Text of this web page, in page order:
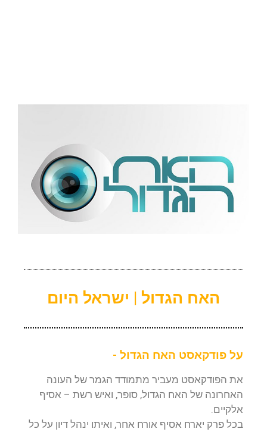
האח הגדול | ישראל היום
על פודקאסט האח הגדול -
את הפודקאסט מעביר מתמודד הגמר של העונה
האחרונה של האח הגדול, סופר, ואיש רשת – אסיף
אלקיים.
בכל פרק יארח אסיף אורח אחר, ואיתו ינהל דיון על כל